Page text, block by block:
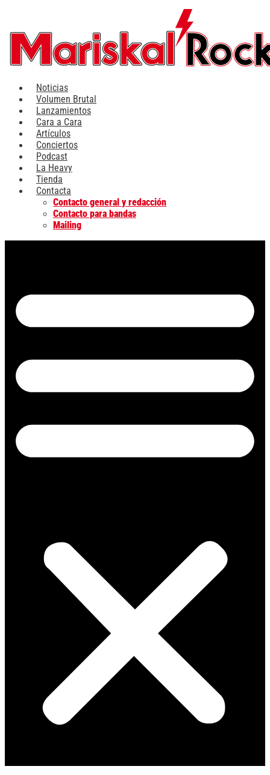
contenido
Noticias
Volumen Brutal
Lanzamientos
Cara a Cara
Artículos
Conciertos
Podcast
La Heavy
Tienda
Contacta
Contacto general y redacción
Contacto para bandas
Mailing